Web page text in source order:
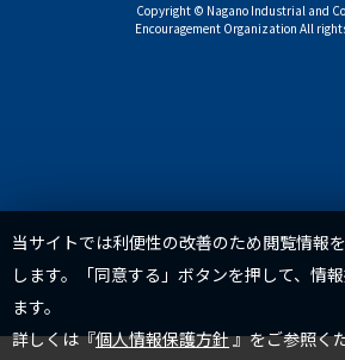
Copyright © Nagano Industrial and
Encouragement Organization All
当サイトでは利便性の改善のため閲覧情報
します。「同意する」ボタンを押して、情
ます。
詳しくは『個人情報保護方針』をご参照く